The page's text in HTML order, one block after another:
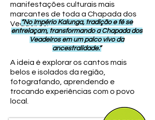
manifestações culturais mais
marcantes de toda a Chapada dos
Veadeiros.
A ideia é explorar os cantos mais
belos e isolados da região,
fotografando, aprendendo e
trocando experiências com o povo
local.
“No Império Kalunga, tradição e fé se
entrelaçam, transformando a Chapada dos
Veadeiros em um palco vivo da
ancestralidade.”